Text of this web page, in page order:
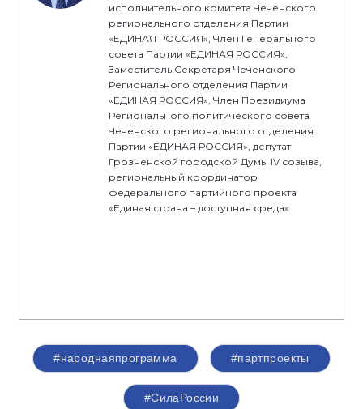
исполнительного комитета Чеченского
регионального отделения Партии
«ЕДИНАЯ РОССИЯ», Член Генерального
совета Партии «ЕДИНАЯ РОССИЯ»,
Заместитель Секретаря Чеченского
Регионального отделения Партии
«ЕДИНАЯ РОССИЯ», Член Президиума
Регионального политического совета
Чеченского регионального отделения
Партии «ЕДИНАЯ РОССИЯ», депутат
Грозненской городской Думы IV созыва,
региональный координатор
федерального партийного проекта
«Единая страна – доступная среда»
#народнаяпрограмма #партпроекты
#СилаРоссии